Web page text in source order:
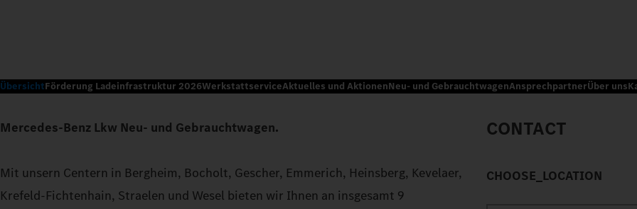
ÜbersichtFörderung Ladeinfrastruktur 2026WerkstattserviceAktuelles und AktionenNeu- und GebrauchtwagenAnsprechpartnerÜber uns
Mercedes-Benz Lkw Neu- und Gebrauchtwagen.
Mit unsern Centern in Bergheim, Bocholt, Gescher, Emmerich, Heinsberg, Kevelaer,
Krefeld-Fichtenhain, Straelen und Wesel bieten wir Ihnen an insgesamt 9
CONTACT
CHOOSE_LOCATION